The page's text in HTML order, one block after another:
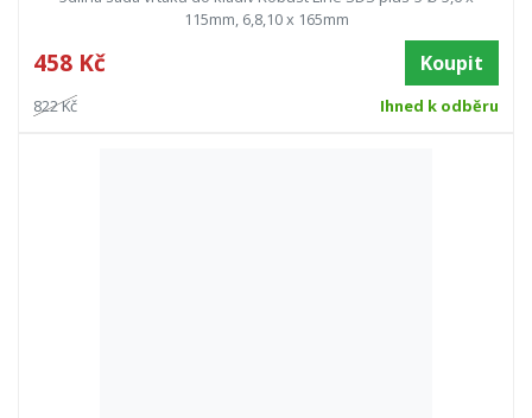
115mm, 6,8,10 x 165mm
458 Kč Koupit
822 Kč Ihned k odběru